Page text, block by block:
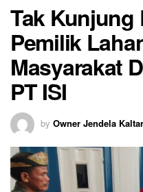
Tak Kunjung
Pemilik
Masyarakat
PT ISI
by Owner Jendela